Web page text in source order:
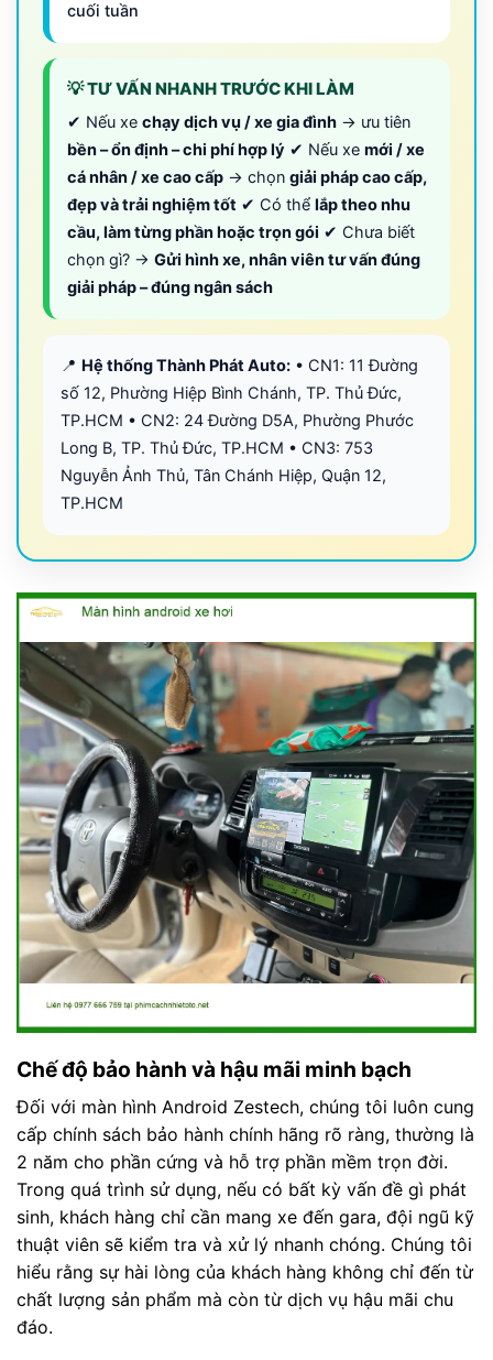
cuối tuần
💡 TƯ VẤN NHANH TRƯỚC KHI LÀM
✔ Nếu xe chạy dịch vụ / xe gia đình → ưu tiên
bền – ổn định – chi phí hợp lý ✔ Nếu xe mới / xe
cá nhân / xe cao cấp → chọn giải pháp cao cấp,
đẹp và trải nghiệm tốt ✔ Có thể lắp theo nhu
cầu, làm từng phần hoặc trọn gói ✔ Chưa biết
chọn gì? → Gửi hình xe, nhân viên tư vấn đúng
giải pháp – đúng ngân sách
📍 Hệ thống Thành Phát Auto: • CN1: 11 Đường
số 12, Phường Hiệp Bình Chánh, TP. Thủ Đức,
TP.HCM • CN2: 24 Đường D5A, Phường Phước
Long B, TP. Thủ Đức, TP.HCM • CN3: 753
Nguyễn Ảnh Thủ, Tân Chánh Hiệp, Quận 12,
TP.HCM
Chế độ bảo hành và hậu mãi minh bạch
Đối với màn hình Android Zestech, chúng tôi luôn cung
cấp chính sách bảo hành chính hãng rõ ràng, thường là
2 năm cho phần cứng và hỗ trợ phần mềm trọn đời.
Trong quá trình sử dụng, nếu có bất kỳ vấn đề gì phát
sinh, khách hàng chỉ cần mang xe đến gara, đội ngũ kỹ
thuật viên sẽ kiểm tra và xử lý nhanh chóng. Chúng tôi
hiểu rằng sự hài lòng của khách hàng không chỉ đến từ
chất lượng sản phẩm mà còn từ dịch vụ hậu mãi chu
đáo.